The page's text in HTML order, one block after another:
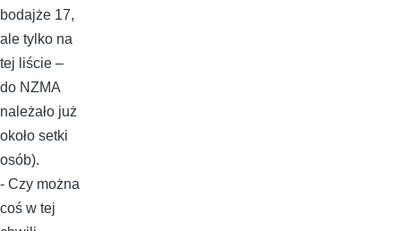
bodajże 17,
ale tylko na
tej liście –
do NZMA
należało już
około setki
osób).
- Czy można
coś w tej